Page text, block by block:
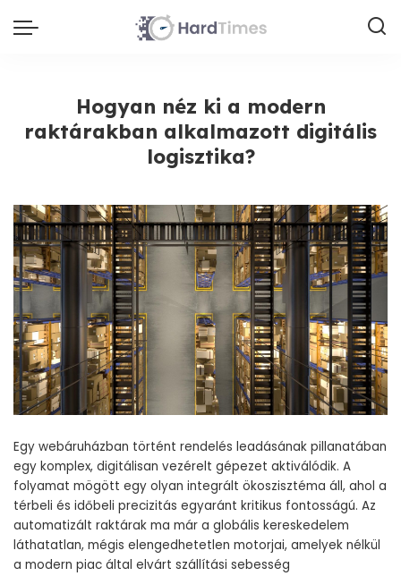
Hogyan néz ki a modern
raktárakban alkalmazott digitális
logisztika?
Egy webáruházban történt rendelés leadásának pillanatában
egy komplex, digitálisan vezérelt gépezet aktiválódik. A
folyamat mögött egy olyan integrált ökoszisztéma áll, ahol a
térbeli és időbeli precizitás egyaránt kritikus fontosságú. Az
automatizált raktárak ma már a globális kereskedelem
láthatatlan, mégis elengedhetetlen motorjai, amelyek nélkül
a modern piac által elvárt szállítási sebesség